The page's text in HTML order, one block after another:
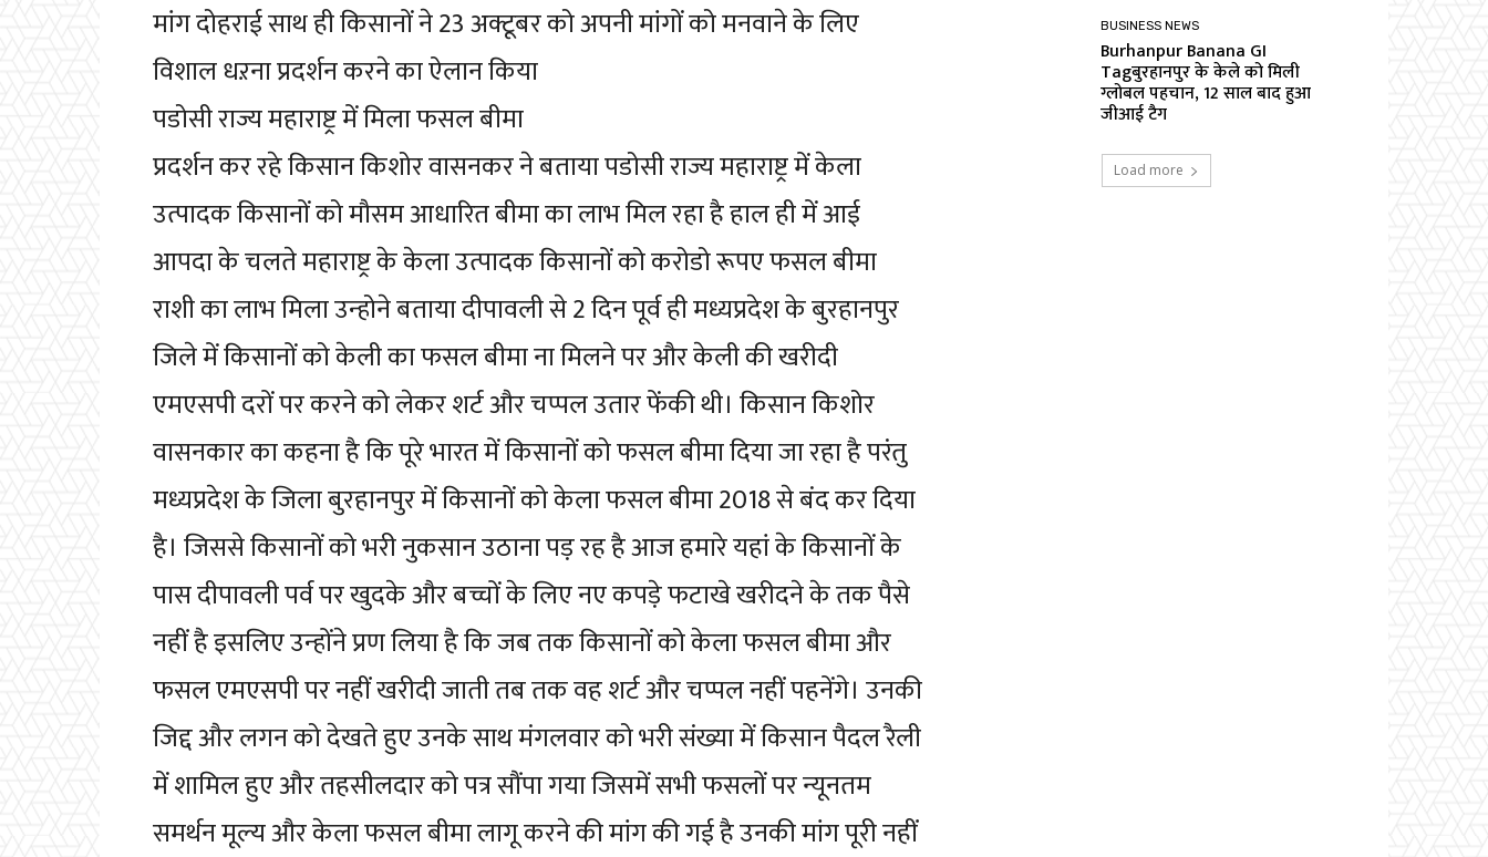
मांग दोहराई साथ ही किसानों ने 23 अक्टूबर को अपनी मांगों को मनवाने के लिए
विशाल धऱना प्रदर्शन करने का ऐलान किया
पडोसी राज्य महाराष्ट्र में मिला फसल बीमा
प्रदर्शन कर रहे किसान किशोर वासनकर ने बताया पडोसी राज्य महाराष्ट्र में केला
उत्पादक किसानों को मौसम आधारित बीमा का लाभ मिल रहा है हाल ही में आई
आपदा के चलते महाराष्ट्र के केला उत्पादक किसानों को करोडो रूपए फसल बीमा
राशी का लाभ मिला उन्होने बताया दीपावली से 2 दिन पूर्व ही मध्यप्रदेश के बुरहानपुर
जिले में किसानों को केली का फसल बीमा ना मिलने पर और केली की खरीदी
एमएसपी दरों पर करने को लेकर शर्ट और चप्पल उतार फेंकी थी। किसान किशोर
वासनकार का कहना है कि पूरे भारत में किसानों को फसल बीमा दिया जा रहा है परंतु
मध्यप्रदेश के जिला बुरहानपुर में किसानों को केला फसल बीमा 2018 से बंद कर दिया
है। जिससे किसानों को भरी नुकसान उठाना पड़ रह है आज हमारे यहां के किसानों के
पास दीपावली पर्व पर खुदके और बच्चों के लिए नए कपड़े फटाखे खरीदने के तक पैसे
नहीं है इसलिए उन्होंने प्रण लिया है कि जब तक किसानों को केला फसल बीमा और
फसल एमएसपी पर नहीं खरीदी जाती तब तक वह शर्ट और चप्पल नहीं पहनेंगे। उनकी
जिद्द और लगन को देखते हुए उनके साथ मंगलवार को भरी संख्या में किसान पैदल रैली
में शामिल हुए और तहसीलदार को पत्र सौंपा गया जिसमें सभी फसलों पर न्यूनतम
समर्थन मूल्य और केला फसल बीमा लागू करने की मांग की गई है उनकी मांग पूरी नहीं
BUSINESS NEWS
Burhanpur Banana GI
Tagबुरहानपुर के केले को मिली
ग्लोबल पहचान, 12 साल बाद हुआ
जीआई टैग
Load more